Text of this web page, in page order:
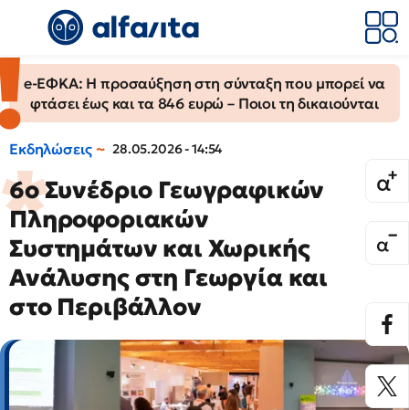
e-ΕΦΚΑ: Η προσαύξηση στη σύνταξη που μπορεί να
φτάσει έως και τα 846 ευρώ – Ποιοι τη δικαιούνται
Εκδηλώσεις 28.05.2026 - 14:54
6ο Συνέδριο Γεωγραφικών
Πληροφοριακών
Συστημάτων και Χωρικής
Ανάλυσης στη Γεωργία και
στο Περιβάλλον